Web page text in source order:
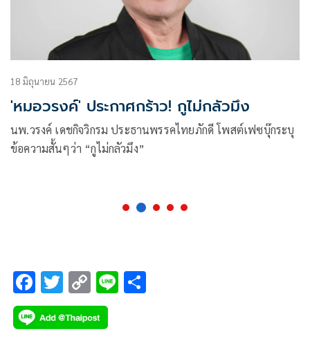
18 มิถุนายน 2567
'หมอวรงค์' ประกาศกร้าว! กูไม่กลัวมึง
นพ.วรงค์ เดชกิจวิกรม ประธานพรรคไทยภักดี โพสต์เฟซบุ๊กระบุ
ข้อความสั้นๆว่า “กูไม่กลัวมึง”
F
ac
e
T
wi
tt
C
o
p
Li